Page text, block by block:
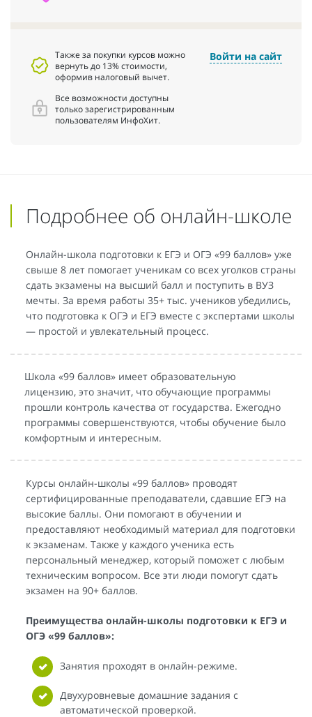
Также за покупки курсов можно
вернуть до 13% стоимости,
оформив налоговый вычет.
Все возможности доступны
только зарегистрированным
пользователям ИнфоХит.
Войти на сайт
Подробнее об онлайн-школе
Онлайн-школа подготовки к ЕГЭ и ОГЭ «99 баллов» уже
свыше 8 лет помогает ученикам со всех уголков страны
сдать экзамены на высший балл и поступить в ВУЗ
мечты. За время работы 35+ тыс. учеников убедились,
что подготовка к ОГЭ и ЕГЭ вместе с экспертами школы
— простой и увлекательный процесс.
Школа «99 баллов» имеет образовательную
лицензию, это значит, что обучающие программы
прошли контроль качества от государства. Ежегодно
программы совершенствуются, чтобы обучение было
комфортным и интересным.
Курсы онлайн-школы «99 баллов» проводят
сертифицированные преподаватели, сдавшие ЕГЭ на
высокие баллы. Они помогают в обучении и
предоставляют необходимый материал для подготовки
к экзаменам. Также у каждого ученика есть
персональный менеджер, который поможет с любым
техническим вопросом. Все эти люди помогут сдать
экзамен на 90+ баллов.
Преимущества онлайн-школы подготовки к ЕГЭ и
ОГЭ «99 баллов»:
Занятия проходят в онлайн-режиме.
Двухуровневые домашние задания с
автоматической проверкой.